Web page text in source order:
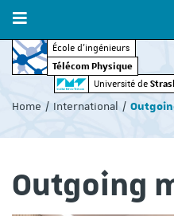
École d’ingénieurs
Télécom Physique
Université de
êtes
Home International
Outgoing